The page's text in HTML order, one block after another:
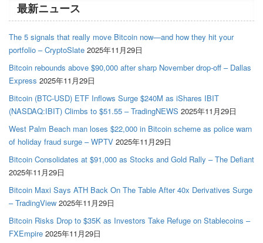
最新ニュース
The 5 signals that really move Bitcoin now—and how they hit your
portfolio – CryptoSlate 2025年11月29日
Bitcoin rebounds above $90,000 after sharp November drop-off – Dallas
Express 2025年11月29日
Bitcoin (BTC-USD) ETF Inflows Surge $240M as iShares IBIT
(NASDAQ:IBIT) Climbs to $51.55 – TradingNEWS 2025年11月29日
West Palm Beach man loses $22,000 in Bitcoin scheme as police warn
of holiday fraud surge – WPTV 2025年11月29日
Bitcoin Consolidates at $91,000 as Stocks and Gold Rally – The Defiant
2025年11月29日
Bitcoin Maxi Says ATH Back On The Table After 40x Derivatives Surge
– TradingView 2025年11月29日
Bitcoin Risks Drop to $35K as Investors Take Refuge on Stablecoins –
FXEmpire 2025年11月29日